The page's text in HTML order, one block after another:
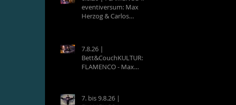
eventiversum: Max
Herzog & Carlos
7.8.26 |
Bett&CouchKULTUR:
FLAMENCO - Max
(Mexico)
7. bis 9.8.26 |